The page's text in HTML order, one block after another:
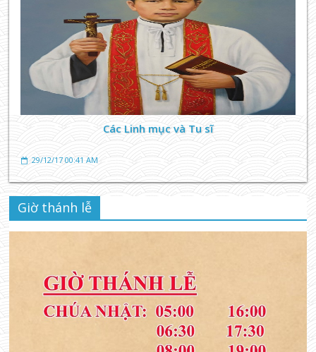
Các Linh mục và Tu sĩ
29/12/17 00:41 AM
Giờ thánh lễ